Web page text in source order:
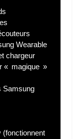
Wearable
chargeur
« magique »
Samsung
(fonctionnent